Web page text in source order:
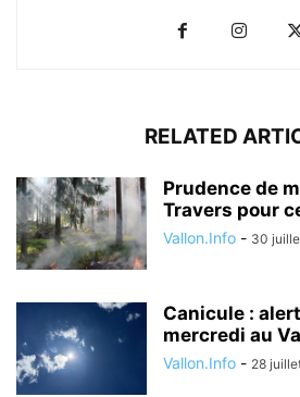
RELATED
Prudence de
Travers pour
Vallon.Info - 30
Canicule :
mercredi au
Vallon.Info - 28